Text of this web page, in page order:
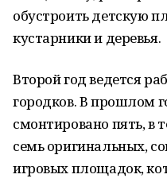
обустроить детскую
кустарники и деревья.
Второй год ведется
городков. В прошлом
смонтировано пять, в
семь оригинальных,
игровых площадок,